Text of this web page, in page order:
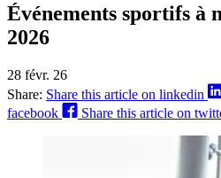
Événements sportifs à
2026
28 févr. 26
Share: Share this article on linkedin
facebook
Share this article on